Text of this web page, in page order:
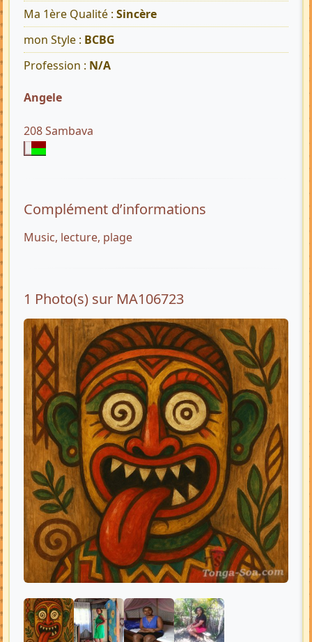
Ma 1ère Qualité : Sincère
mon Style : BCBG
Profession : N/A
Angele
208 Sambava
Complément d’informations
Music, lecture, plage
1 Photo(s) sur MA106723